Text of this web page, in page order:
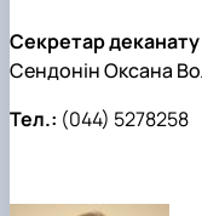
Секретар деканату
Сендонін Оксана
Тел.: (044) 5278258